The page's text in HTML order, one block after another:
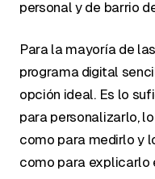
personal y de barrio
Para la mayoría de
programa digital
opción ideal. Es lo
para personalizarlo,
como para medirlo y
como para explicarlo